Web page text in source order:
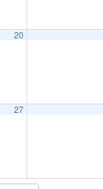
20
27